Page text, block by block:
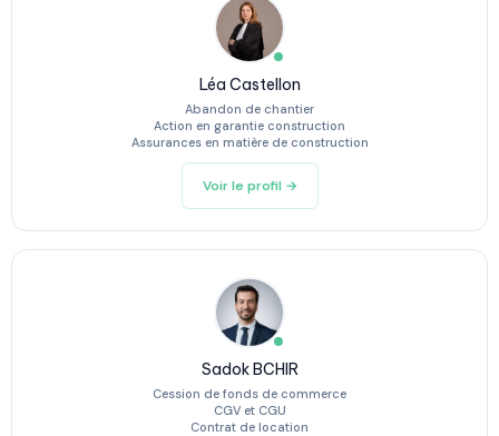
Léa Castellon
Abandon de chantier
Action en garantie construction
Assurances en matière de construction
Voir le profil →
Sadok BCHIR
Cession de fonds de commerce
CGV et CGU
Contrat de location